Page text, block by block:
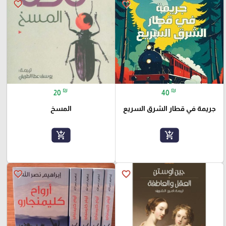
favorite_border
40 ₪
جريمة في قطار الشرق السريع
add_shopping_cart
favorite_border
20 ₪
المسخ
add_shopping_cart
favorite_border
favorite_border